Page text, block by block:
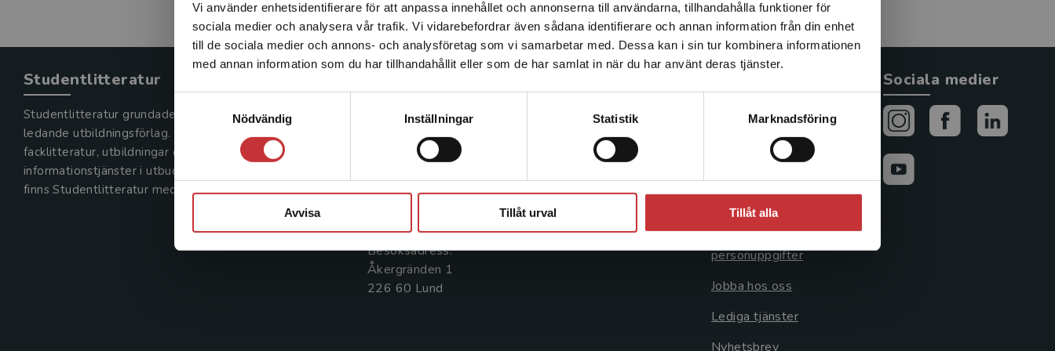
Vi använder enhetsidentifierare för att anpassa innehållet och annonserna till användarna, tillhandahålla funktioner för
sociala medier och analysera vår trafik. Vi vidarebefordrar även sådana identifierare och annan information från din enhet
till de sociala medier och annons- och analysföretag som vi samarbetar med. Dessa kan i sin tur kombinera informationen
med annan information som du har tillhandahållit eller som de har samlat in när du har använt deras tjänster.
Nödvändig
Inställningar Statistik Marknadsföring
Avvisa Tillåt urval Tillåt alla
Det verkar som att du besöker studentlitteratur.se via en
enhet utanför Sverige. Vi erbjuder inte leveranser utanför
Sverige. För att kunna slutföra ett köp måste
leveransadressen vara i Sverige.Läs mer
Studentlitteratur
Studentlitteratur grundades 1963 och är idag Sveriges
ledande utbildningsförlag. Med läromedel, kurslitteratur,
facklitteratur, utbildningar och digitala
informationstjänster i utbudet,
finns Studentlitteratur med längs hela kunskapsresan.
Kontakta oss
046-31 20 00
Box 141
Besöksadress:
Åkergränden 1
Kontakta kundservice
046-31 21 00
Köpvillkor
Systemkrav
Om oss
Avtal och rättigheter
Cookieinställningar
GDPR och
personuppgifter
Jobba hos oss
Lediga tjänster
Nyhetsbrev
Sociala medier